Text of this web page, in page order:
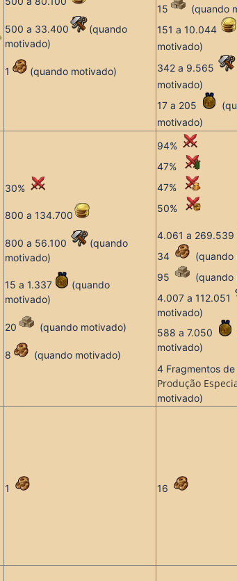
500 a 33.400
(quando
motivado)
1 (quando motivado)
15
(quando
151 a 10.044
motivado)
342 a 9.565
motivado)
17 a 205
(
motivado)
30%
800 a 134.700
800 a 56.100 (quando
motivado)
15 a 1.337 (quando
motivado)
20 (quando motivado)
8 (quando motivado)
94%
47%
47%
50%
4.061 a 269.539
34
(quando
95
(quando
4.007 a 112.051
motivado)
588 a 7.050
motivado)
4 Fragmentos de
Produção
motivado)
1 16